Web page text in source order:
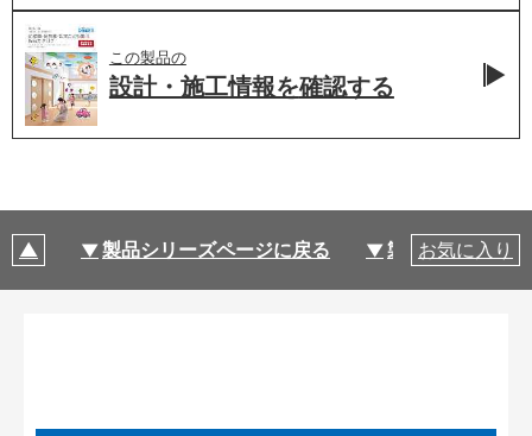
この製品の
設計・施工情報を確認する
製品シリーズページに戻る 製品仕様
お気に入り